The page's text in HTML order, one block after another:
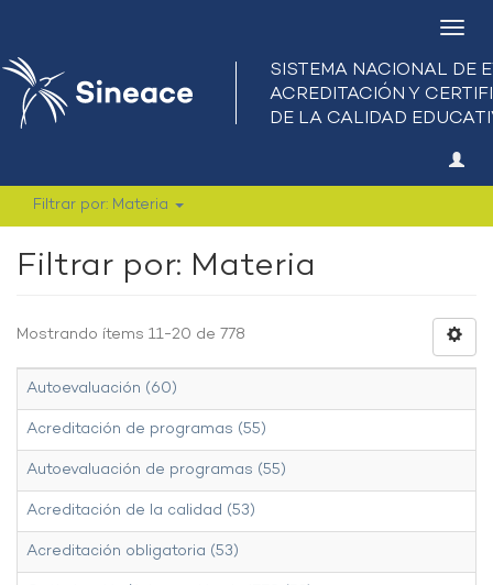
Filtrar por: Materia
Filtrar por: Materia
Mostrando ítems 11-20 de 778
Autoevaluación (60)
Acreditación de programas (55)
Autoevaluación de programas (55)
Acreditación de la calidad (53)
Acreditación obligatoria (53)